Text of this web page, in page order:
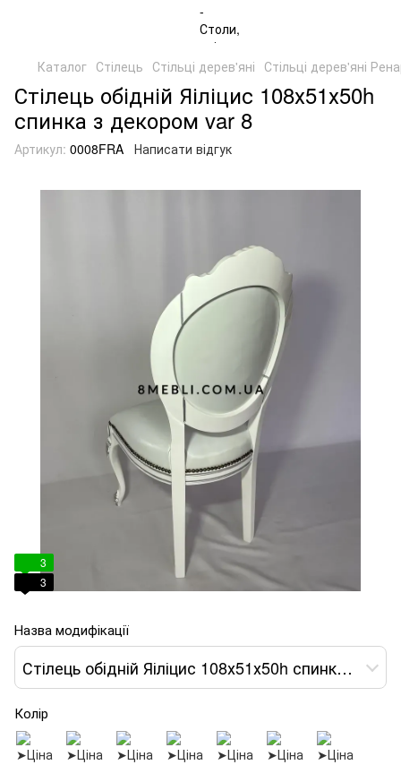
Каталог Стілець Стільці дерев'яні Стільці дерев'яні
Стілець обідній Яіліцис 108х51х50h
спинка з декором var 8
Артикул: 0008FRA Написати відгук
3
3
Назва модифікації
Стілець обідній Яіліцис 108х51х50h спинка з декором var 8
Колір